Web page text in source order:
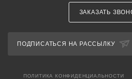
ЗАКАЗАТЬ
ПОДПИСАТЬСЯ НА РАССЫЛКУ
ПОЛИТИКА КОНФИДЕНЦИАЛЬНОСТИ